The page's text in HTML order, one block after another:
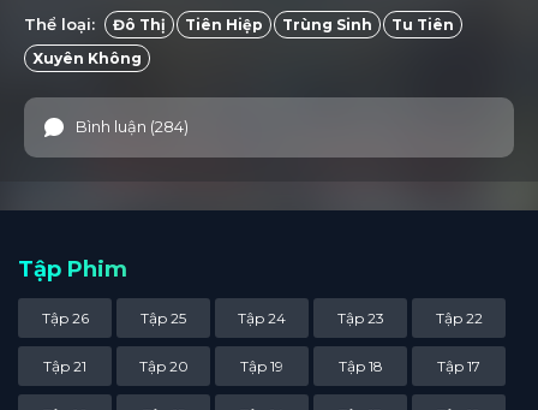
những màn “nạp tiền phá game” vừa buồn cười vừa bất ngờ,
bắt đầu hành trình giả heo ăn hổ của một thần tài bá đạo. Và từ
đó, một cuộc đại chiến giữa chính và tà đầy hấp dẫn cũng chính
thức mở màn.
Thể loại: Đô Thị Tiên Hiệp Trùng Sinh
Tu Tiên
Xuyên Không
Bình luận (284)
Tập Phim
Tập 26 Tập 25 Tập 24 Tập 23 Tập 22
Tập 21 Tập 20 Tập 19 Tập 18 Tập 17